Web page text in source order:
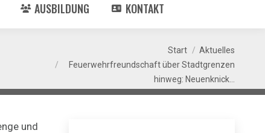
AUSBILDUNG KONTAKT
Start
Aktuelles
Feuerwehrfreundschaft über Stadtgrenzen
hinweg: Neuenknick…
und